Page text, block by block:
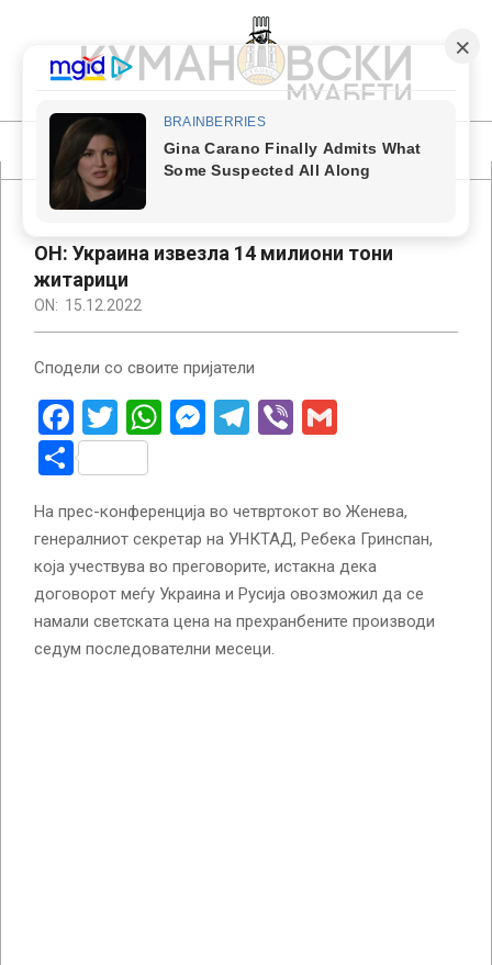
content
КУМАНОВСКИ
МУАБЕТИ
Navigation
ОН: Украина извезла 14 милиони тони
житарици
ON: 15.12.2022
Сподели со своите пријатели
Facebook
Twitter
WhatsApp
Messenger
Telegram
Viber
Share
На прес-конференција во четвртокот во Женева,
генералниот секретар на УНКТАД, Ребека Гринспан,
која учествува во преговорите, истакна дека
договорот меѓу Украина и Русија овозможил да се
намали светската цена на прехранбените производи
седум последователни месеци.